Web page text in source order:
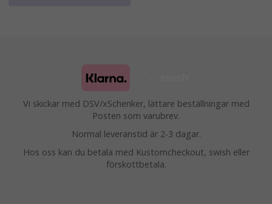
Vi skickar med DSV/xSchenker, lättare beställningar med
Posten som varubrev.
Normal leveranstid är 2-3 dagar.
Hos oss kan du betala med Kustomcheckout, swish eller
förskottbetala.